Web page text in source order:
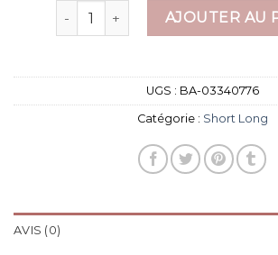
quantité de short longAJOUTER AU
UGS : BA-03340776
Catégorie : Short Long
AVIS (0)